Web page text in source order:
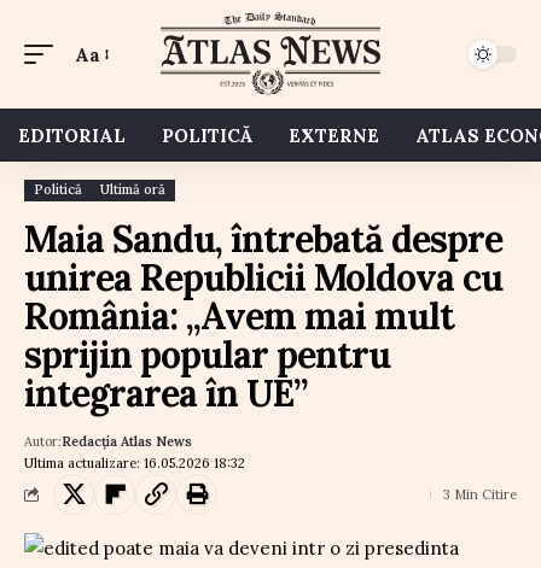
Aa
EDITORIAL POLITICĂ EXTERNE ATLAS
Politică Ultimă oră
Maia Sandu, întrebată despre
unirea Republicii Moldova cu
România: „Avem mai mult
sprijin popular pentru
integrarea în UE”
Ultima actualizare: 16.05.2026 18:32
Autor:Redacția Atlas News
3 Min Citire